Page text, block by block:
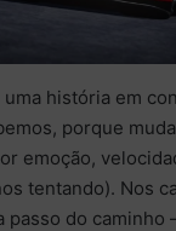
uma história em
porque
emoção,
tentando). Nos
passo do caminho